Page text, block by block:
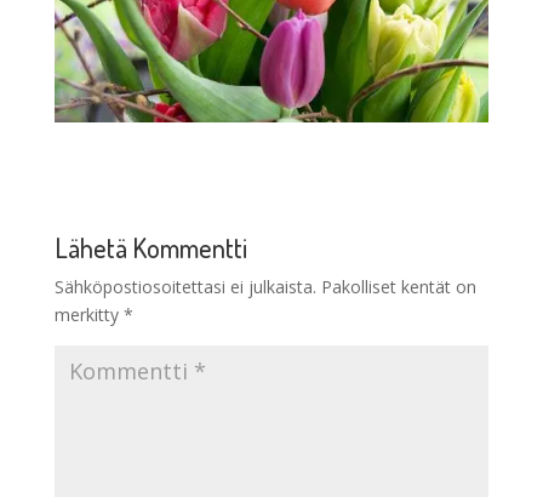
Lähetä Kommentti
Sähköpostiosoitettasi ei julkaista. Pakolliset kentät on
merkitty *